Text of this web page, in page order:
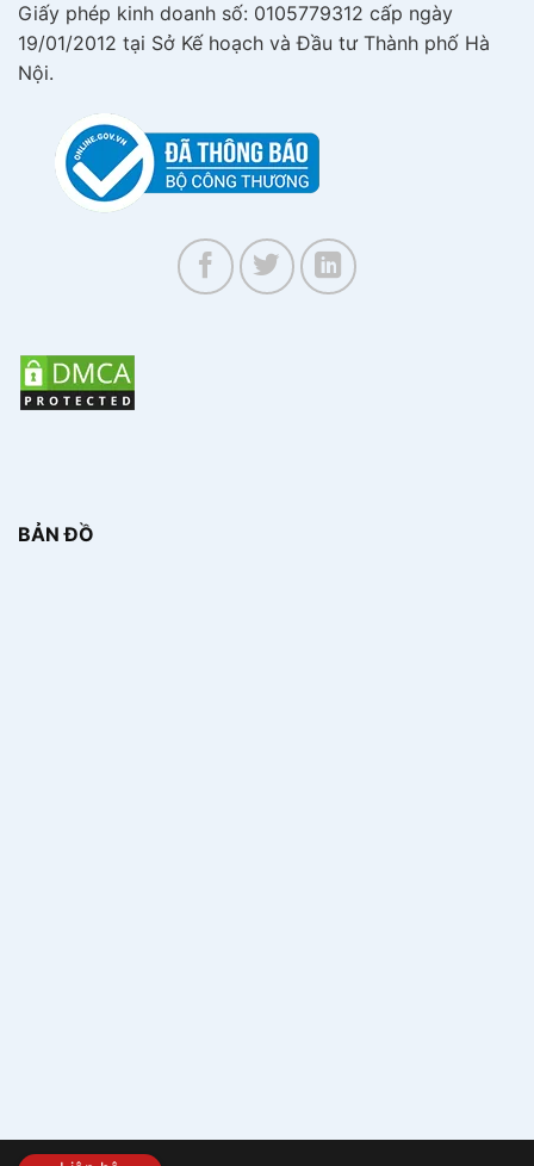
Giấy phép kinh doanh số: 0105779312 cấp ngày
19/01/2012 tại Sở Kế hoạch và Đầu tư Thành phố Hà
Nội.
BẢN ĐỒ